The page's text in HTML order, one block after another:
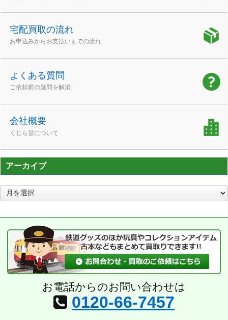
宅配買取の流れ
お申込みからお支払いまでの流れ
よくある質問
ご依頼前の疑問を解消
会社概要
くじら堂について
アーカイブ
ア
ー
ブ
お電話からのお問い合わせは
0120-66-7457